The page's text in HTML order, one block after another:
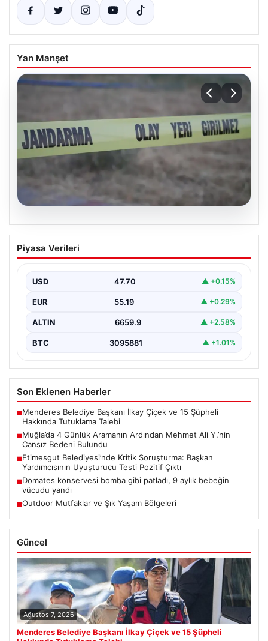
Yan Manşet
Muğla’da 4 Günlük Aramanın Ardından
Mehmet Ali Y.’nin Cansız Bedeni
Muğla’nın Seydikemer ilçesinde, dört gün boyunca
Piyasa Verileri
USD 47.70 ▲ +0.15%
EUR 55.19 ▲ +0.29%
ALTIN 6659.9 ▲ +2.58%
BTC 3095881 ▲ +1.01%
Son Eklenen Haberler
■Menderes Belediye Başkanı İlkay Çiçek ve 15 Şüpheli
Hakkında Tutuklama Talebi
■Muğla’da 4 Günlük Aramanın Ardından Mehmet Ali Y.’nin
Cansız Bedeni Bulundu
■Etimesgut Belediyesi’nde Kritik Soruşturma: Başkan
Yardımcısının Uyuşturucu Testi Pozitif Çıktı
■Domates konservesi bomba gibi patladı, 9 aylık bebeğin
vücudu yandı
■Outdoor Mutfaklar ve Şık Yaşam Bölgeleri
Güncel
Ağustos 7, 2026
Menderes Belediye Başkanı İlkay Çiçek ve 15 Şüpheli